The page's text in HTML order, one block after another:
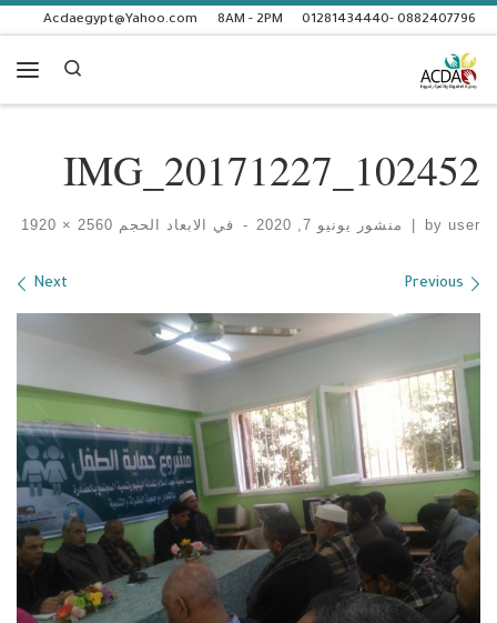
Skip to content
0882407796 -01281434440
8AM - 2PM
Acdaegypt@Yahoo.com
Search
IMG_20171227_102452
by user منشور يونيو 7, 2020 - في الابعاد الحجم
Images navigation
Previous
Next